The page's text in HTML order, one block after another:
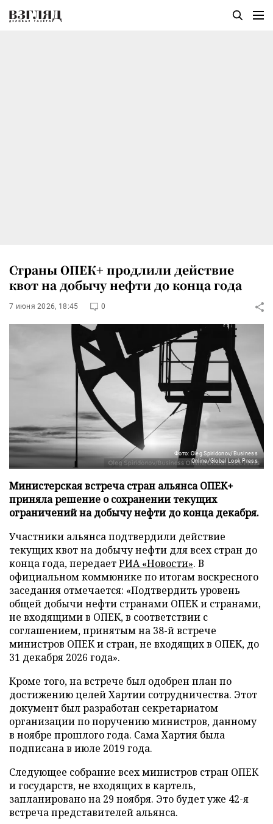
Страны ОПЕК+ продлили действие
квот на добычу нефти до конца года
7 июня 2026, 18:45 0
Фото: Oleg Spiridonov/Business
Online/Global Look Press
Министерская встреча стран альянса ОПЕК+
приняла решение о сохранении текущих
ограничений на добычу нефти до конца декабря.
Участники альянса подтвердили действие
текущих квот на добычу нефти для всех стран до
конца года, передаетРИА «Новости». В
официальном коммюнике по итогам воскресного
заседания отмечается: «Подтвердить уровень
общей добычи нефти странами ОПЕК и странами,
не входящими в ОПЕК, в соответствии с
соглашением, принятым на 38-й встрече
министров ОПЕК и стран, не входящих в ОПЕК, до
31 декабря 2026 года».
Кроме того, на встрече был одобрен план по
достижению целей Хартии сотрудничества. Этот
документ был разработан секретариатом
организации по поручению министров, данному
в ноябре прошлого года. Сама Хартия была
подписана в июле 2019 года.
Следующее собрание всех министров стран ОПЕК
и государств, не входящих в картель,
запланировано на 29 ноября. Это будет уже 42-я
встреча представителей альянса.